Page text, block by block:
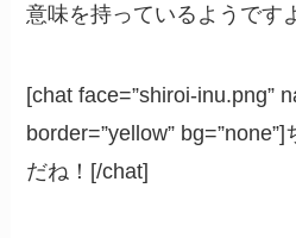
意味を持っているようです
[chat face=”shiroi-inu.png”
border=”yellow”
だね！[/chat]